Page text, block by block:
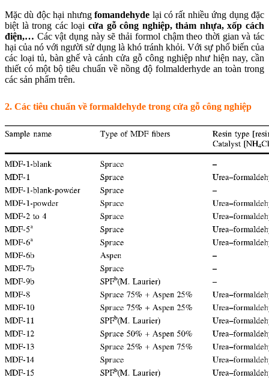
Mặc dù độc hại nhưngfomandehyde lại có rất nhiều ứng dụng đặc
biệt là trong các loại cửa gỗ công nghiệp, thảm nhựa, xốp cách
điện,… Các vật dụng này sẽ thải formol chậm theo thời gian và tác
hại của nó với người sử dụng là khó tránh khỏi. Với sự phổ biến của
các loại tủ, bàn ghế và cánh cửa gỗ công nghiệp như hiện nay, cần
thiết có một bộ tiêu chuẩn về nồng độ folmalderhyde an toàn trong
các sản phẩm trên.
2. Các tiêu chuẩn về formaldehyde trong cửa gỗ công nghiệp